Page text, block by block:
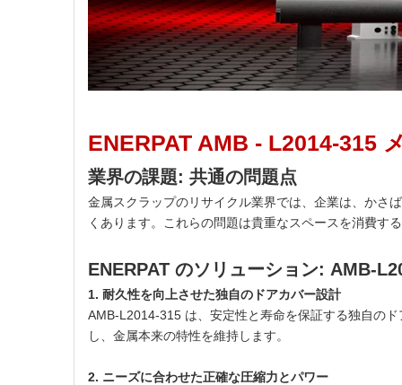
ENERPAT AMB - L2014-315
業界の課題: 共通の問題点
金属スクラップのリサイクル業界では、企業は、かさ
くあります。これらの問題は貴重なスペースを消費す
ENERPAT のソリューション: AMB-
1. 耐久性を向上させた独自のドアカバー設計
AMB-L2014-315 は、安定性と寿命を保証する独自の
し、金属本来の特性を維持します。
2. ニーズに合わせた正確な圧縮力とパワー